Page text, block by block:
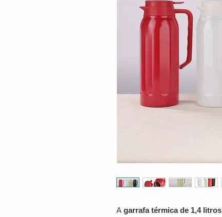
A garrafa térmica de 1,4 litros